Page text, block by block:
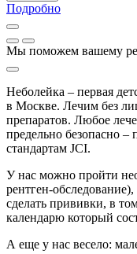
Подробно
Мы поможем вашему
Неболейка – первая
в Москве. Лечим без
препаратов. Любое
предельно безопасно
стандартам JCI.
У нас можно пройти
рентген-
сделать прививки, в
календарю который
А еще у нас весело: